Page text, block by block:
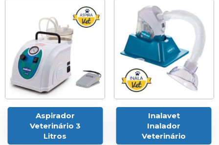
Aspirador
Veterinário 3
Litros
Inalavet
Inalador
Veterinário